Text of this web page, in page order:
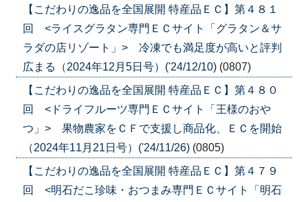
【こだわりの逸品を全国展開 特産品ＥＣ】第４８１
回 <ライスグラタン専門ＥＣサイト「グラタン＆サ
ラダの店リゾート」> 冷凍でも満足度が高いと評判
広まる（2024年12月5日号）('24/12/10) (0807)
【こだわりの逸品を全国展開 特産品ＥＣ】第４８０
回 <ドライフルーツ専門ＥＣサイト「王様のおや
つ」> 果物農家をＣＦで支援し商品化、ＥＣを開始
（2024年11月21日号）('24/11/26) (0805)
【こだわりの逸品を全国展開 特産品ＥＣ】第４７９
回 <明石だこ珍味・おつまみ専門ＥＣサイト「明石